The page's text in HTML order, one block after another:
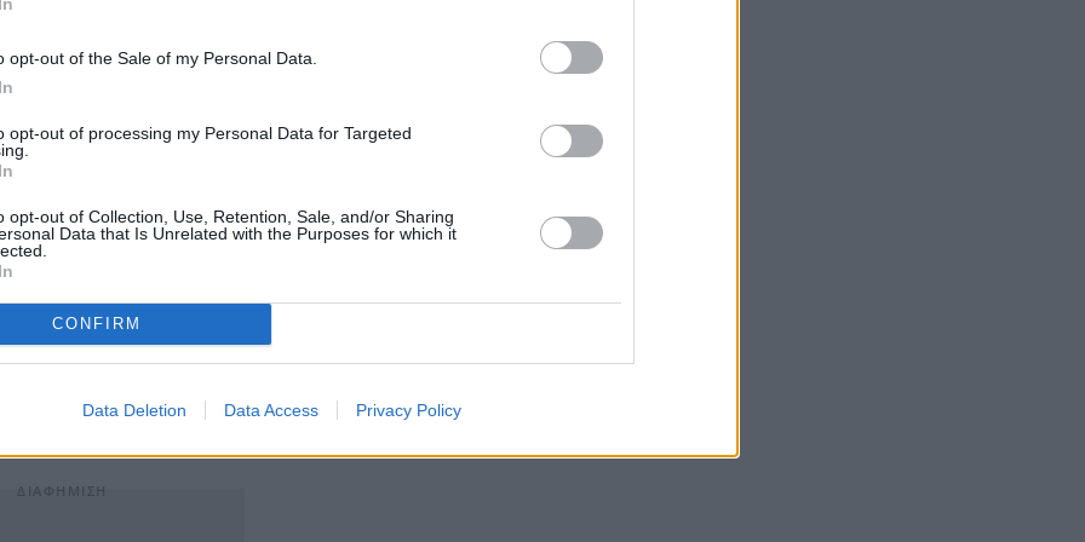
opt-out of the Sale of my Personal Data.
opt-out of processing my Personal Data for Targeted
opt-out of Collection, Use, Retention, Sale, and/or Sharing
Data that Is Unrelated with the Purposes for which it
CONFIRM
Data Deletion Data Access Privacy Policy
συνεχίζει τις διαπραγματεύσεις. Ο
πως υπήρξε μια
μπορούσαν να καταλήξουν σε συμφωνία μέσα στην
αύξηση του ορίου της έκπτωσης στις
ανώτατο όριο των 10.000 δολαρίων. Ωστόσο, η
υπερβολικά δαπανηρή και κινδυνεύει να
κόμματος, που θέλει πιο επιθετικές περικοπές.